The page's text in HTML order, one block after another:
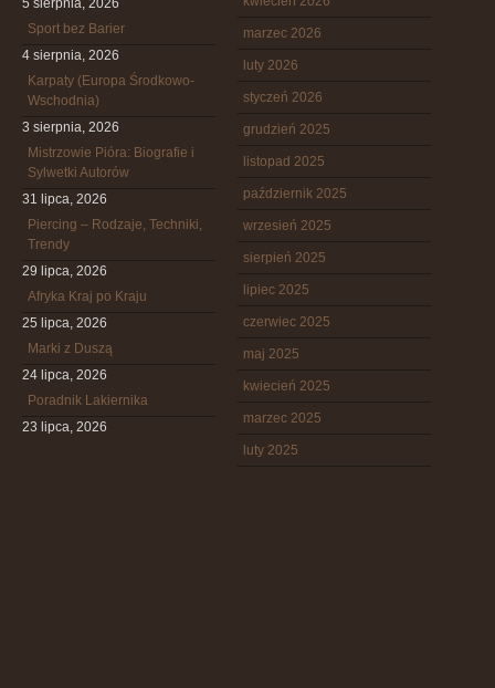
5 sierpnia, 2026
Sport bez Barier
4 sierpnia, 2026
Karpaty (Europa Środkowo-
Wschodnia)
3 sierpnia, 2026
Mistrzowie Pióra: Biografie i
Sylwetki Autorów
31 lipca, 2026
Piercing – Rodzaje, Techniki,
Trendy
29 lipca, 2026
Afryka Kraj po Kraju
25 lipca, 2026
Marki z Duszą
24 lipca, 2026
Poradnik Lakiernika
23 lipca, 2026
marzec 2026
luty 2026
styczeń 2026
grudzień 2025
listopad 2025
październik 2025
wrzesień 2025
sierpień 2025
lipiec 2025
czerwiec 2025
maj 2025
kwiecień 2025
marzec 2025
luty 2025